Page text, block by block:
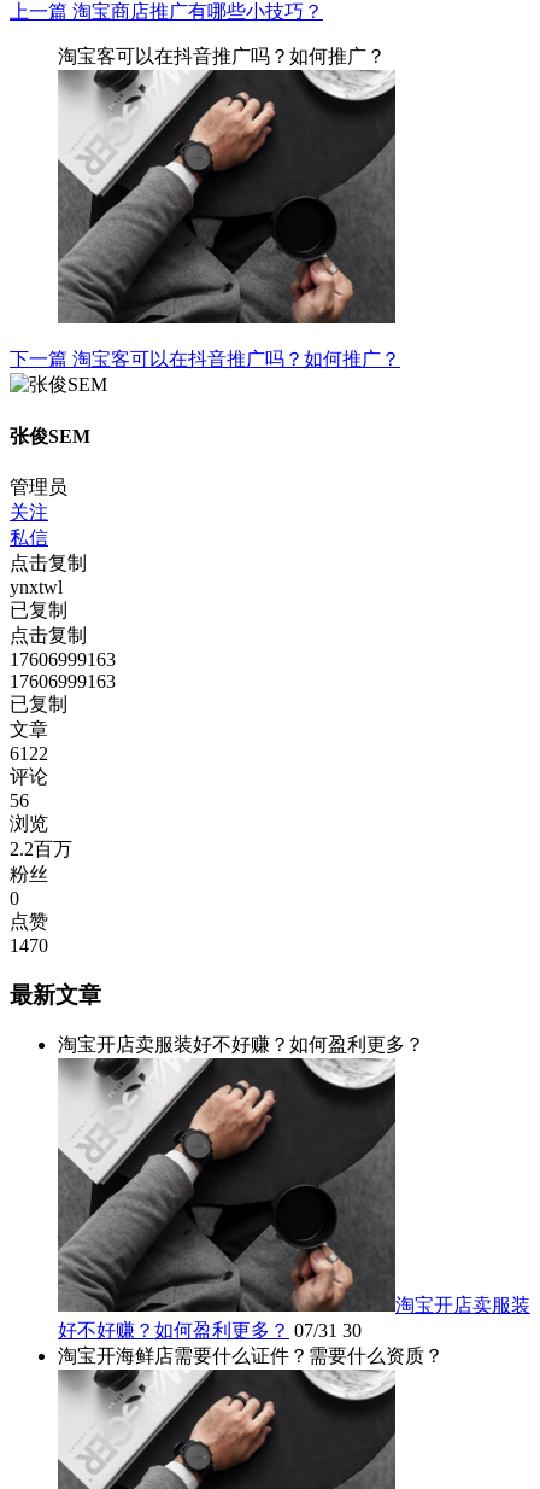
上一篇 淘宝商店推广有哪些小技巧？
淘宝客可以在抖音推广吗？如何推广？
下一篇 淘宝客可以在抖音推广吗？如何推广？
张俊SEM
管理员
关注
私信
点击复制
ynxtwl
已复制
点击复制
17606999163
17606999163
已复制
文章
6122
评论
56
浏览
2.2百万
粉丝
0
点赞
1470
最新文章
淘宝开店卖服装好不好赚？如何盈利更多？
淘宝开店卖服装
好不好赚？如何盈利更多？ 07/31 30
淘宝开海鲜店需要什么证件？需要什么资质？